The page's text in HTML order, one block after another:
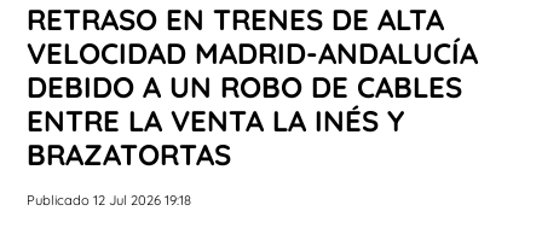
RETRASO EN TRENES DE ALTA
VELOCIDAD MADRID-ANDALUCÍA
DEBIDO A UN ROBO DE CABLES
ENTRE LA VENTA LA INÉS Y
BRAZATORTAS
Publicado 12 Jul 2026 19:18